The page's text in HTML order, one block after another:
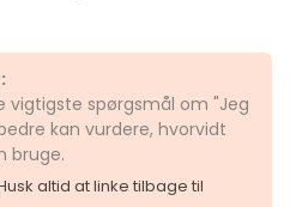
vigtigste spørgsmål om "Jeg
kan vurdere, hvorvidt
bruge.
altid at linke tilbage til